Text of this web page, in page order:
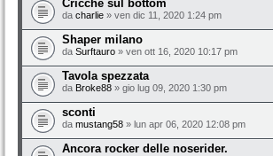
Cricche sul bottom
da charlie » ven dic 11, 2020 1:24 pm
Shaper milano
da Surftauro » ven ott 16, 2020 10:17 pm
Tavola spezzata
da Broke88 » gio lug 09, 2020 1:30 pm
sconti
da mustang58 » lun apr 06, 2020 12:08 pm
Ancora rocker delle noserider.